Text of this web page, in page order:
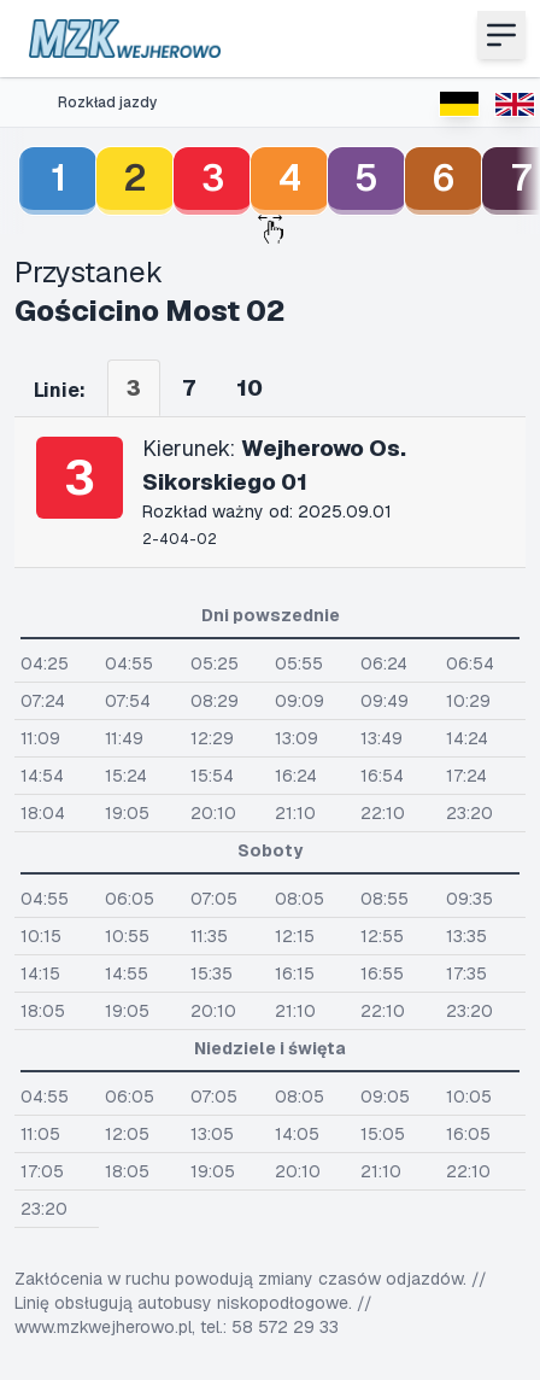
Rozkład jazdy
1 2 3 4 5 6 7
Przystanek
Gościcino Most 02
Linie: 3 7 10
3 Kierunek: Wejherowo Os.
Sikorskiego 01
Rozkład ważny od: 2025.09.01
2-404-02
Dni powszednie
04:25 04:55 05:25 05:55 06:24
06:54
07:24
07:54 08:29 09:09 09:49
10:29
11:09
11:49 12:29 13:09 13:49
14:24
14:54
15:24 15:54 16:24 16:54
17:24
18:04
19:05 20:10 21:10 22:10
23:20
Soboty
04:55 06:05 07:05 08:05 08:55
09:35
10:15
10:55 11:35 12:15 12:55
13:35
14:15
14:55 15:35 16:15 16:55
17:35
18:05
19:05 20:10 21:10 22:10
23:20
Niedziele i święta
04:55 06:05 07:05 08:05 09:05
10:05
11:05
12:05 13:05 14:05 15:05
16:05
17:05
18:05 19:05 20:10 21:10
22:10
23:20
Zakłócenia w ruchu powodują zmiany czasów odjazdów. //
Linię obsługują autobusy niskopodłogowe. //
www.mzkwejherowo.pl, tel.: 58 572 29 33